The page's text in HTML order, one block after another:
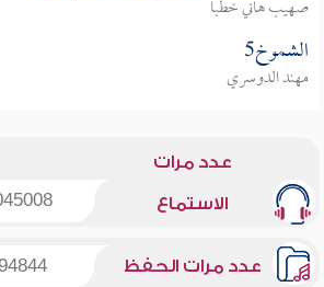
صهيب هاني خطبا
الشموخ5
مهند الدوسري
عدد مرات
الاستماع
عدد مرات الحفظ